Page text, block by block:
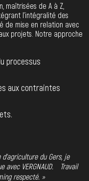
maîtrisées de A à Z,
l’intégralité des
de mise en relation avec
projets. Notre approche
processus
aux contraintes
du Gers, je
avec VERGNAUD. Travail
respecté. »